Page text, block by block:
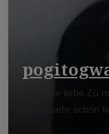
Hi meine liebe Zu
suche sehr schön